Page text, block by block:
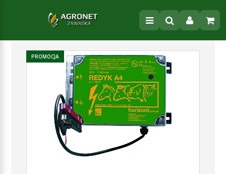
PROMOCJA